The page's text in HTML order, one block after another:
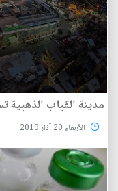
مدينة القباب الذهبية
الأربعاء 20 آذار 2019